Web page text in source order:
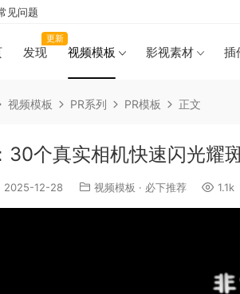
发现
更新
视频模板 影视素材 插
见问题
视频模板 PR系列 PR模板 正文
30个真实相机快速闪光耀
2025-12-28 视频模板 · 必下推荐 1.1k